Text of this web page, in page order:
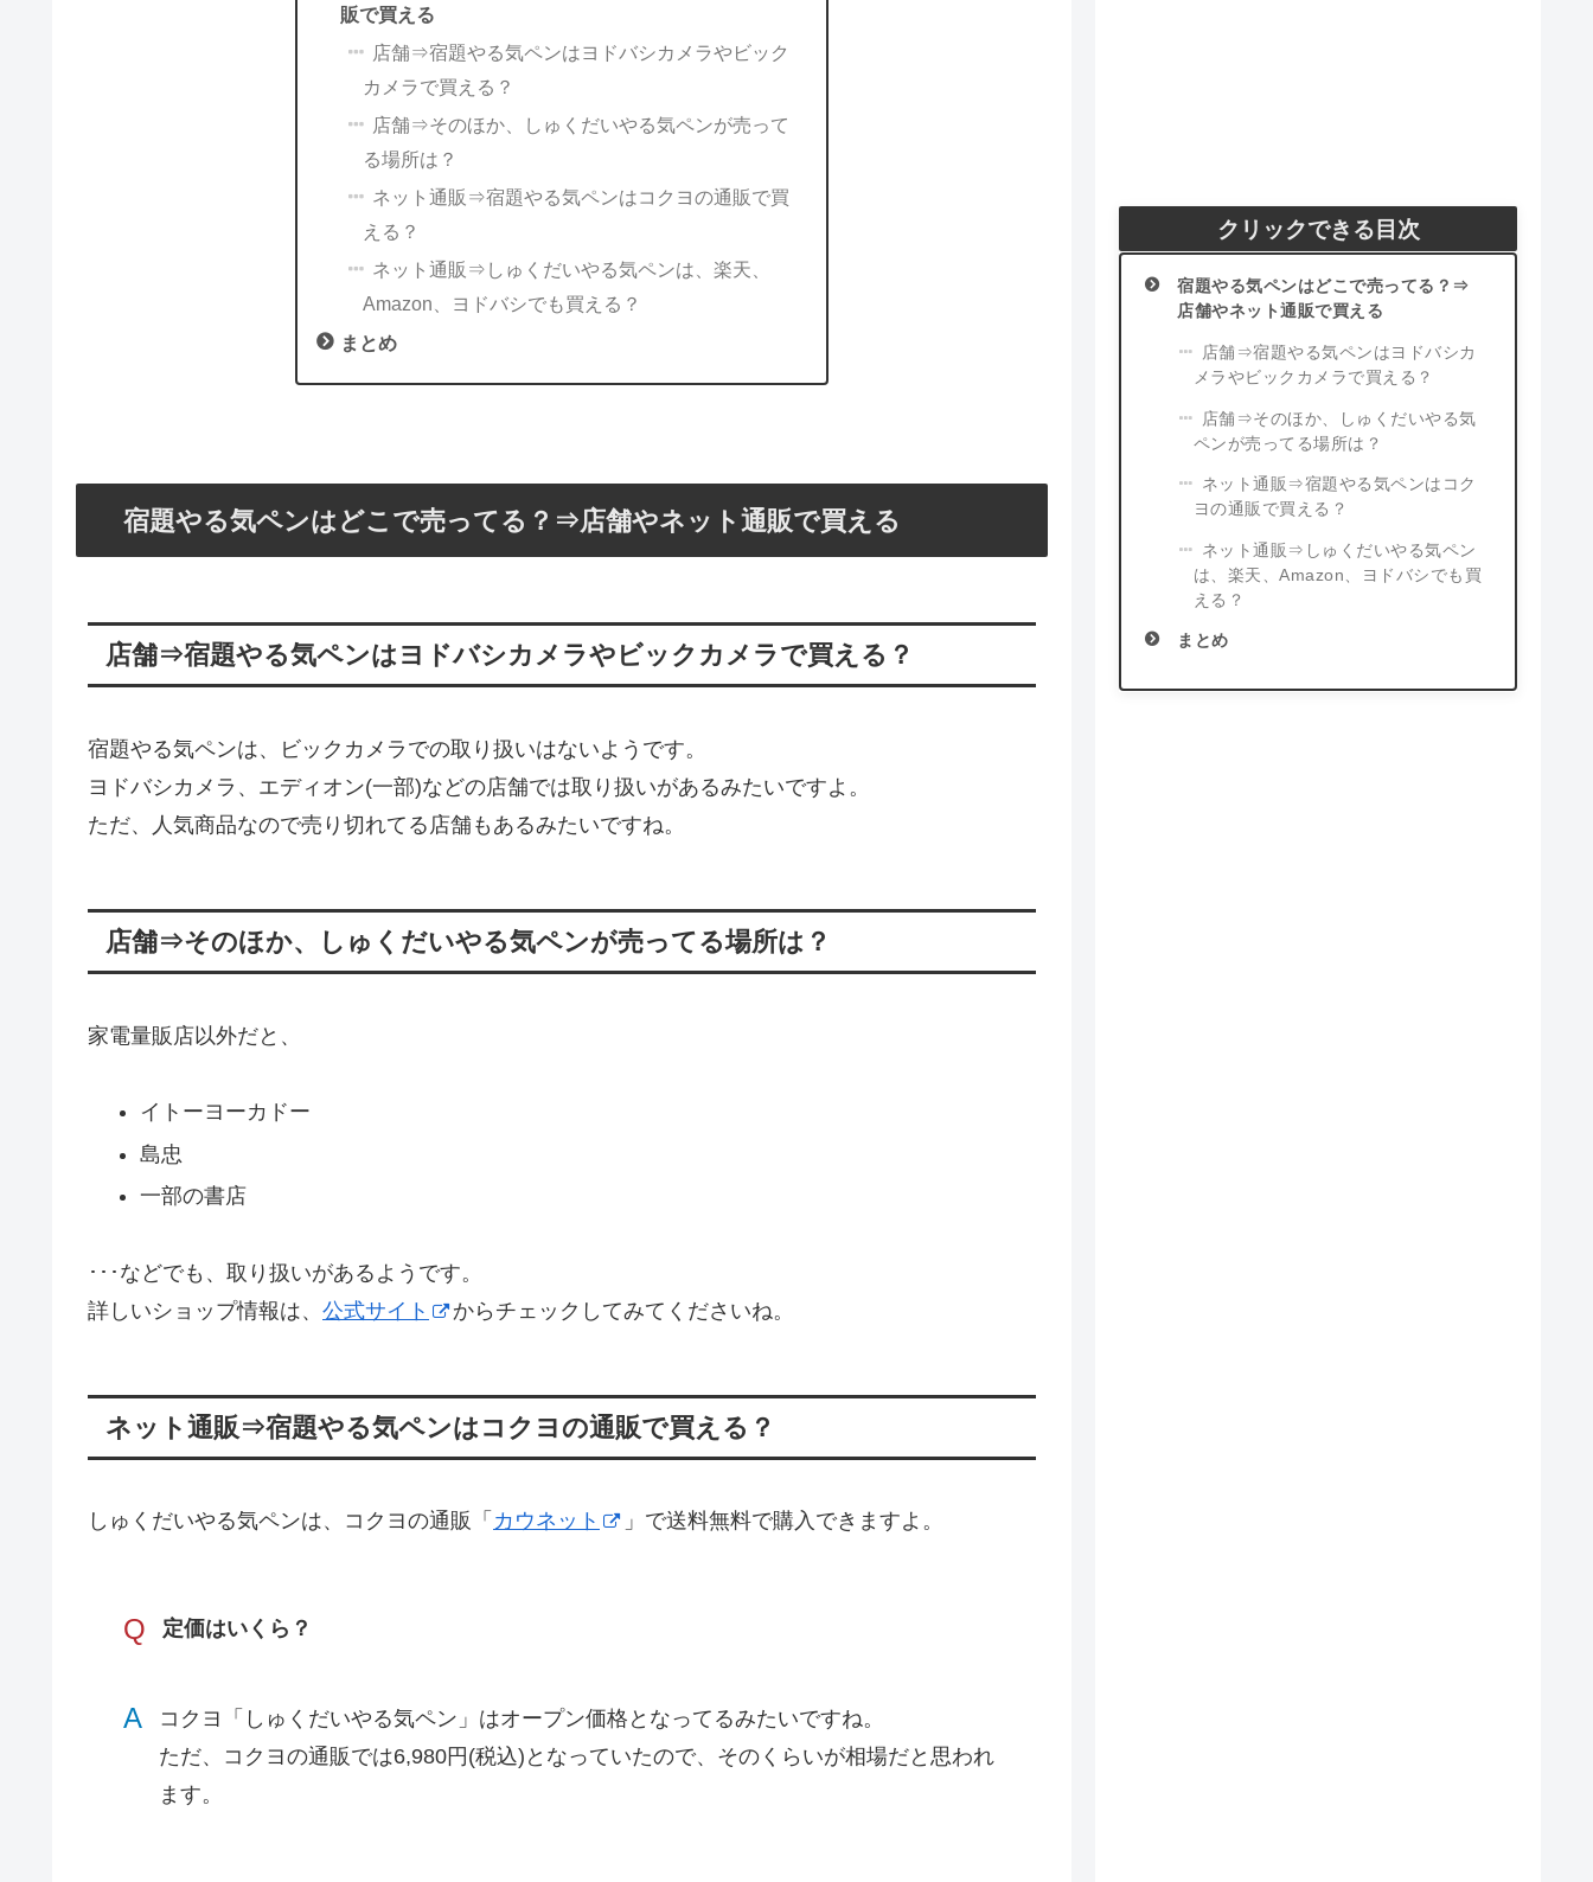
販で買える
店舗⇒宿題やる気ペンはヨドバシカメラやビック
カメラで買える？
店舗⇒そのほか、しゅくだいやる気ペンが売って
る場所は？
ネット通販⇒宿題やる気ペンはコクヨの通販で買
える？
ネット通販⇒しゅくだいやる気ペンは、楽天、
Amazon、ヨドバシでも買える？
まとめ
宿題やる気ペンはどこで売ってる？⇒店舗やネット通販で買える
店舗⇒宿題やる気ペンはヨドバシカメラやビックカメラで買える？
宿題やる気ペンは、ビックカメラでの取り扱いはないようです。
ヨドバシカメラ、エディオン(一部)などの店舗では取り扱いがあるみたいですよ。
ただ、人気商品なので売り切れてる店舗もあるみたいですね。
店舗⇒そのほか、しゅくだいやる気ペンが売ってる場所は？
家電量販店以外だと、
イトーヨーカドー
島忠
一部の書店
･･･などでも、取り扱いがあるようです。
詳しいショップ情報は、 公式サイト からチェックしてみてくださいね。
ネット通販⇒宿題やる気ペンはコクヨの通販で買える？
しゅくだいやる気ペンは、コクヨの通販「 カウネット 」で送料無料で購入できますよ。
Q 定価はいくら？
A
コクヨ「しゅくだいやる気ペン」はオープン価格となってるみたいですね。
ただ、コクヨの通販では6,980円(税込)となっていたので、そのくらいが相場だと思われ
ます。
クリックできる目次
宿題やる気ペンはどこで売ってる？⇒
店舗やネット通販で買える
店舗⇒宿題やる気ペンはヨドバシカ
メラやビックカメラで買える？
店舗⇒そのほか、しゅくだいやる気
ペンが売ってる場所は？
ネット通販⇒宿題やる気ペンはコク
ヨの通販で買える？
ネット通販⇒しゅくだいやる気ペン
は、楽天、Amazon、ヨドバシでも買
える？
まとめ